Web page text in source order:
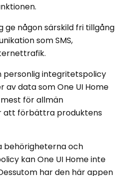
någon särskild fri tillgång
som SMS,
personlig integritetspolicy
av data som One UI Home
för allmän
att förbättra produktens
behörigheterna och
kan One UI Home inte
har den här appen